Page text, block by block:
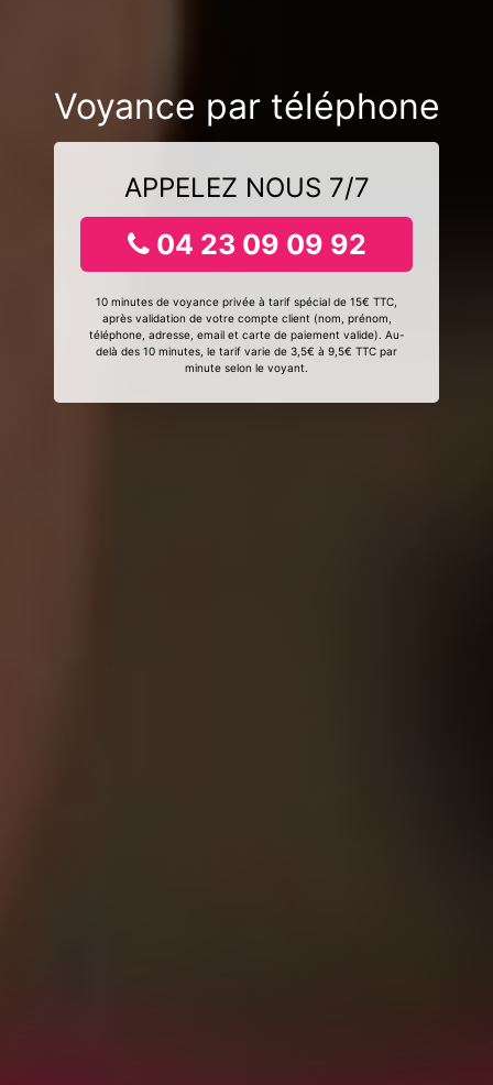
Voyance par téléphone
APPELEZ NOUS 7/7
04 23 09 09 92
10 minutes de voyance privée à tarif spécial de 15€ TTC,
après validation de votre compte client (nom, prénom,
téléphone, adresse, email et carte de paiement valide). Au-
delà des 10 minutes, le tarif varie de 3,5€ à 9,5€ TTC par
minute selon le voyant.